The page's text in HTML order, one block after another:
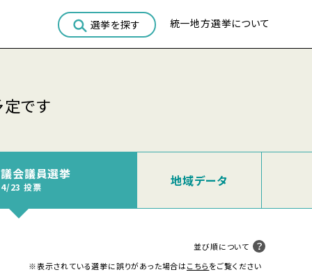
選挙を探す 統一地方選挙について
です
会議員選挙
23 投票 地域データ
並び順について
※表示されている選挙に誤りがあった場合はこちらをご覧ください